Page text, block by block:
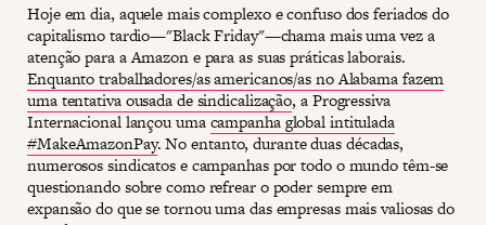
Hoje em dia, aquele mais complexo e confuso dos feriados do
capitalismo tardio—"Black Friday"—chama mais uma vez a
atenção para a Amazon e para as suas práticas laborais.
Enquanto trabalhadores/as americanos/as no Alabama fazem
uma tentativa ousada de sindicalização, a Progressiva
Internacional lançou umacampanha global intitulada
#MakeAmazonPay. No entanto, durante duas décadas,
numerosos sindicatos e campanhas por todo o mundo têm-se
questionando sobre como refrear o poder sempre em
expansão do que se tornou uma das empresas mais valiosas do